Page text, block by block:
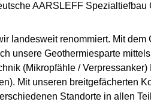
AARSLEFF
landesweit renommiert. Mit
unsere Geothermiesparte
(Mikropfähle /
. Mit unseren breitgefächerten
Standorte in allen